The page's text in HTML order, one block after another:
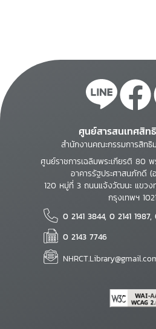
ศูนย์สารสนเทศสิท
สำนักงานคณะกรรมการสิท
ศูนย์ราชการเฉลิมพระเกียรติ 80
อาคารรัฐประศาสนภักดี (
120 หมู่ที่ 3 ถนนแจ้งวัฒนะ แขว
กรุงเทพฯ
0 2141 3844, 0 2141 1987,
0 2143 7746